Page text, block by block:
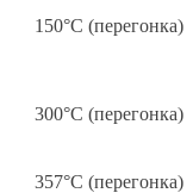
150°C (перегонка)
300°C (перегонка)
357°C (перегонка)